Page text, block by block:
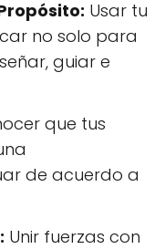
Usar tu
no solo para
guiar e
que tus
de acuerdo a
Unir fuerzas con